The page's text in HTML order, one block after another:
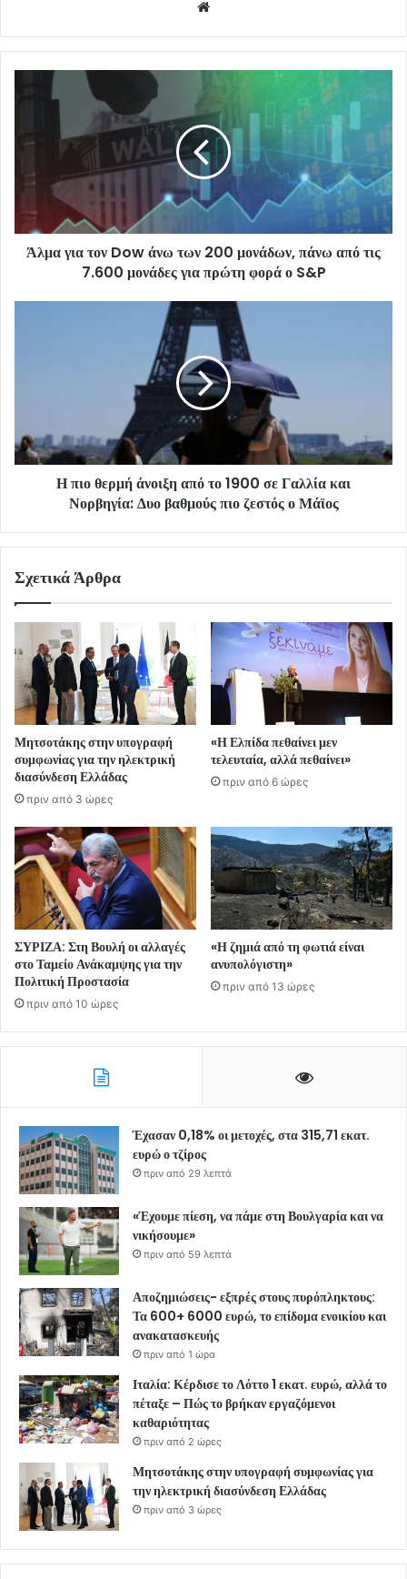
Άλμα για τον Dow άνω των 200 μονάδων, πάνω από τις
7.600 μονάδες για πρώτη φορά ο S&P
Η πιο θερμή άνοιξη από το 1900 σε Γαλλία και
Νορβηγία: Δυο βαθμούς πιο ζεστός ο Μάϊος
Σχετικά Άρθρα
Μητσοτάκης στην υπογραφή
συμφωνίας για την ηλεκτρική
διασύνδεση Ελλάδας
πριν από 3 ώρες
«Η Ελπίδα πεθαίνει μεν
τελευταία, αλλά πεθαίνει»
πριν από 6 ώρες
ΣΥΡΙΖΑ: Στη Βουλή οι αλλαγές
στο Ταμείο Ανάκαμψης για την
Πολιτική Προστασία
πριν από 10 ώρες
«Η ζημιά από τη φωτιά είναι
ανυπολόγιστη»
πριν από 13 ώρες
Έχασαν 0,18% οι μετοχές, στα 315,71 εκατ.
ευρώ ο τζίρος
πριν από 29 λεπτά
«Έχουμε πίεση, να πάμε στη Βουλγαρία και να
νικήσουμε»
πριν από 59 λεπτά
Αποζημιώσεις- εξπρές στους πυρόπληκτους:
Τα 600+ 6000 ευρώ, το επίδομα ενοικίου και
ανακατασκευής
πριν από 1 ώρα
Ιταλία: Κέρδισε το Λόττο 1 εκατ. ευρώ, αλλά το
πέταξε – Πώς το βρήκαν εργαζόμενοι
καθαριότητας
πριν από 2 ώρες
Μητσοτάκης στην υπογραφή συμφωνίας για
την ηλεκτρική διασύνδεση Ελλάδας
πριν από 3 ώρες